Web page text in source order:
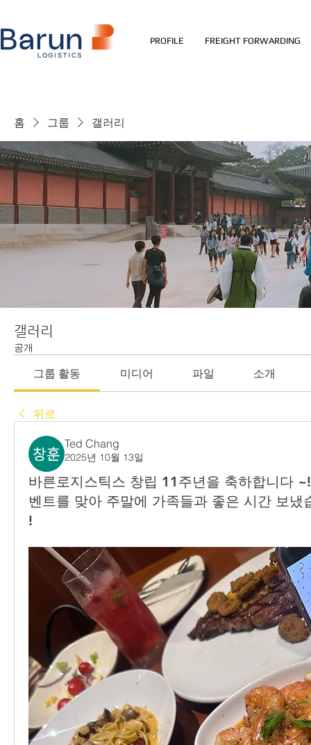
PROFILE FREIGHT FORWARDING
홈 그룹 갤러리
갤러리
공개
그룹 활동 미디어 파일 소개
뒤로
Ted Chang
2025년 10월 13일
바른로지스틱스 창립 11주년을 축하합니다
벤트를 맞아 주말에 가족들과 좋은 시간 보냈
!